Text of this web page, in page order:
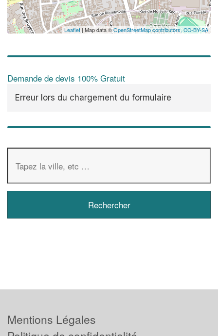
Leaflet| Map data ©OpenStreetMap contributors,CC-BY-SA
Demande de devis 100% Gratuit
Erreur lors du chargement du formulaire
vos
Mentions Légales